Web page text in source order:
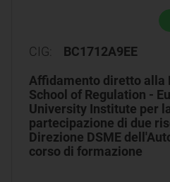
CIG:
BC1712A9EE
Affidamento diretto alla
School of Regulation -
University Institute per
partecipazione di due
Direzione DSME
corso di formazione